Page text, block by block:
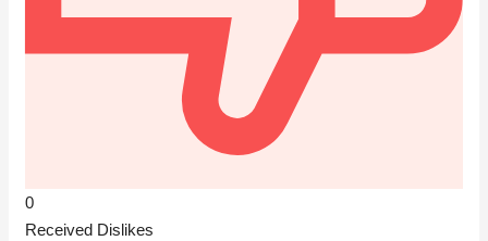
0
Received Dislikes